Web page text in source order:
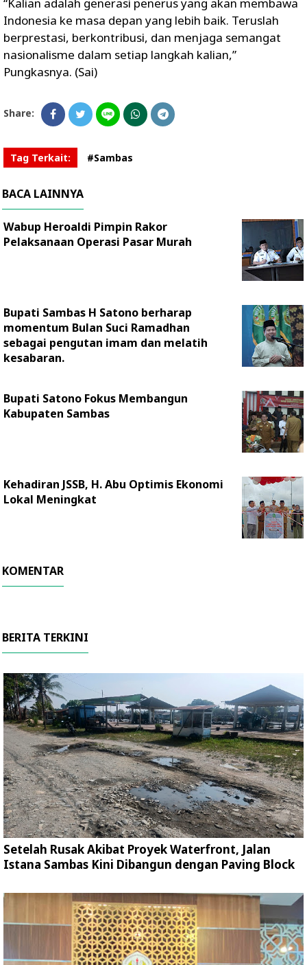
Indonesia ke masa depan yang lebih baik. Teruslah
berprestasi, berkontribusi, dan menjaga semangat
nasionalisme dalam setiap langkah kalian,”
Pungkasnya. (Sai)
Share:
Tag Terkait: #Sambas
BACA LAINNYA
Wabup Heroaldi Pimpin Rakor
Pelaksanaan Operasi Pasar Murah
Bupati Sambas H Satono berharap
momentum Bulan Suci Ramadhan
sebagai pengutan imam dan melatih
kesabaran.
Bupati Satono Fokus Membangun
Kabupaten Sambas
Kehadiran JSSB, H. Abu Optimis Ekonomi
Lokal Meningkat
KOMENTAR
BERITA TERKINI
Setelah Rusak Akibat Proyek Waterfront, Jalan
Istana Sambas Kini Dibangun dengan Paving Block